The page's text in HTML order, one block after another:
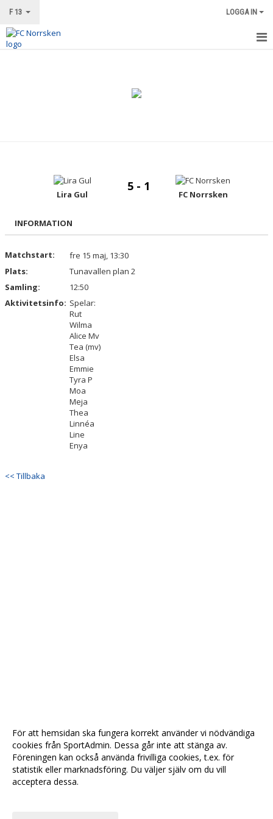
F 13 LOGGA IN
DOKUMENT
Lira Gul
5 - 1
FC Norrsken
INFORMATION
Matchstart:
fre 15 maj, 13:30
Plats:
Tunavallen plan 2
Samling:
12:50
Aktivitetsinfo: Spelar:
Rut
Wilma
Alice Mv
Tea (mv)
Elsa
Emmie
Tyra P
Moa
Meja
Thea
Linnéa
Line
Enya
<< Tillbaka
För att hemsidan ska fungera korrekt använder vi nödvändiga
cookies från SportAdmin. Dessa går inte att stänga av.
Föreningen kan också använda frivilliga cookies, t.ex. för
statistik eller marknadsföring. Du väljer själv om du vill
acceptera dessa.